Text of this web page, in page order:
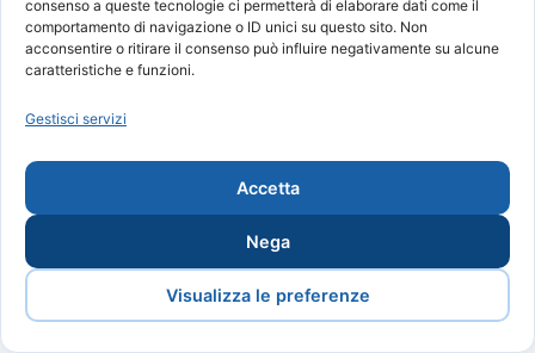
consenso a queste tecnologie ci permetterà di elaborare dati come il
comportamento di navigazione o ID unici su questo sito. Non
acconsentire o ritirare il consenso può influire negativamente su alcune
caratteristiche e funzioni.
Gestisci servizi
Accetta
Nega
Visualizza le preferenze